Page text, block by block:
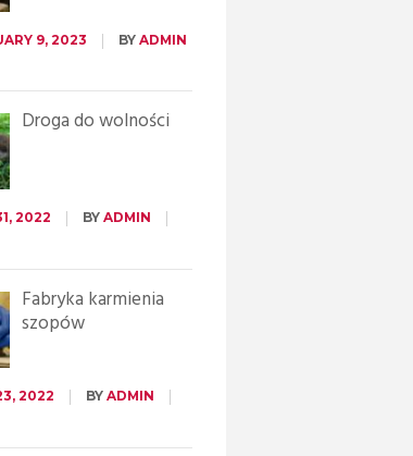
9, 2023 BY ADMIN
Droga do wolności
2022 BY ADMIN
Fabryka karmienia
szopów
2022 BY ADMIN